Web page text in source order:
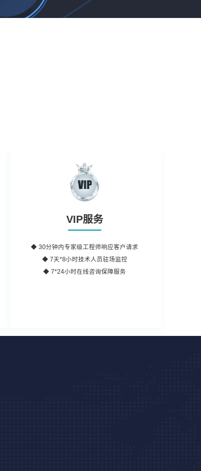
VIP服务
◆ 30分钟内专家级工程师响应客户请求
◆ 7天*8小时技术人员驻场监控
◆ 7*24小时在线咨询保障服务